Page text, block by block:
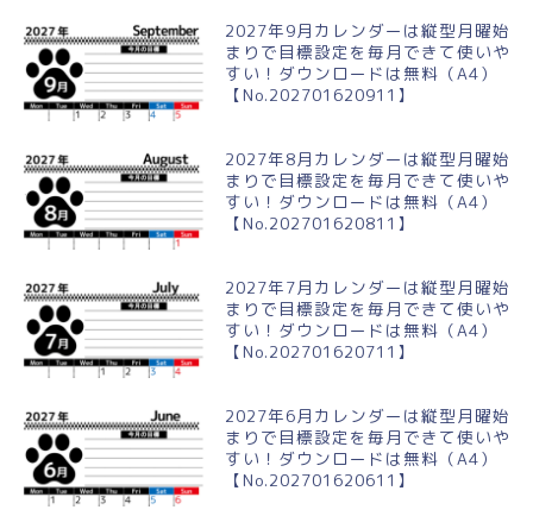
2027年9月カレンダーは縦型月曜始
まりで目標設定を毎月できて使いや
すい！ダウンロードは無料（A4）
【No.202701620911】
2027年8月カレンダーは縦型月曜始
まりで目標設定を毎月できて使いや
すい！ダウンロードは無料（A4）
【No.202701620811】
2027年7月カレンダーは縦型月曜始
まりで目標設定を毎月できて使いや
すい！ダウンロードは無料（A4）
【No.202701620711】
2027年6月カレンダーは縦型月曜始
まりで目標設定を毎月できて使いや
すい！ダウンロードは無料（A4）
【No.202701620611】